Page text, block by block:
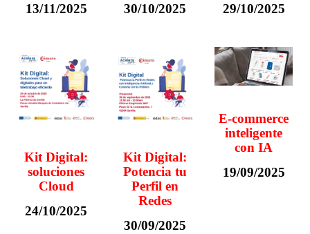
13/11/2025
30/10/2025
29/10/2025
Kit Digital:
soluciones
Cloud
24/10/2025
Kit Digital:
Potencia tu
Perfil en
Redes
30/09/2025
E-commerce
inteligente
con IA
19/09/2025